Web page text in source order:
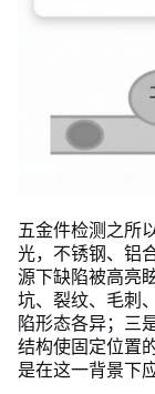
五金件检测之所
光，不锈钢、铝
源下缺陷被高亮
坑、裂纹、毛刺
陷形态各异；三
结构使固定位置
是在这一背景下